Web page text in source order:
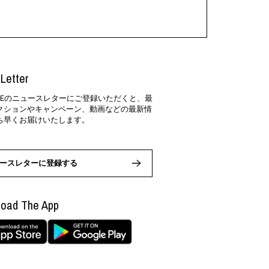
のニュースレターにご登録いただくと、最
ションやキャンペーン、動画などの最新情
くお届けいたします。
スレターに登録する
The App